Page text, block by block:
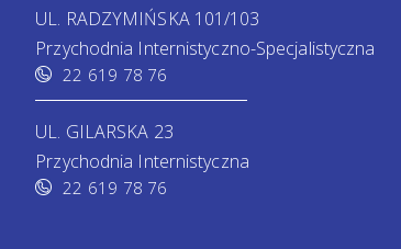
UL. RADZYMIŃSKA 101/103
Przychodnia Internistyczno-Specjalistyczna
22 619 78 76
UL. GILARSKA 23
Przychodnia Internistyczna
22 619 78 76